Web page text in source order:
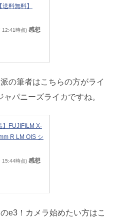
料無料】
12:41時点) 感想
の筆者はこちらの方がライ
パニーズライカですね。
】FUJIFILM X-
R LM OIS シ
15:44時点) 感想
e3！カメラ始めたい方はこ